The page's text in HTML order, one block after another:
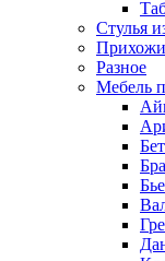
Стулья
Разное
Мебель